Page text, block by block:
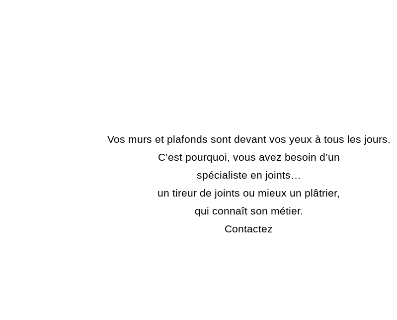
Vos murs et plafonds sont devant vos yeux à tous les jours.
C’est pourquoi, vous avez besoin d’un
spécialiste en joints…
un tireur de joints ou mieux un plâtrier,
qui connaît son métier.
Contactez